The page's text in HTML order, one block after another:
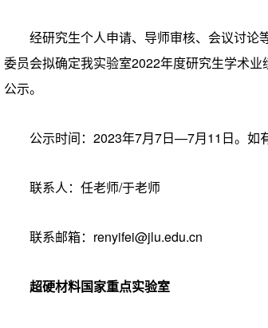
经研究生个人申请、导师审核、会议讨论
委员会拟确定我实验室2022年度研究生学术
公示。
公示时间：2023年7月7日—7月11日。如
联系人：任老师/于老师
联系邮箱：renyifei@jlu.edu.cn
超硬材料国家重点实验室